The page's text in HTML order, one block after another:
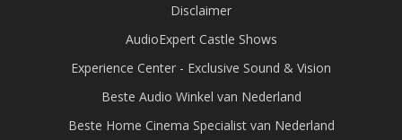
Disclaimer
AudioExpert Castle Shows
Experience Center - Exclusive Sound & Vision
Beste Audio Winkel van Nederland
Beste Home Cinema Specialist van Nederland